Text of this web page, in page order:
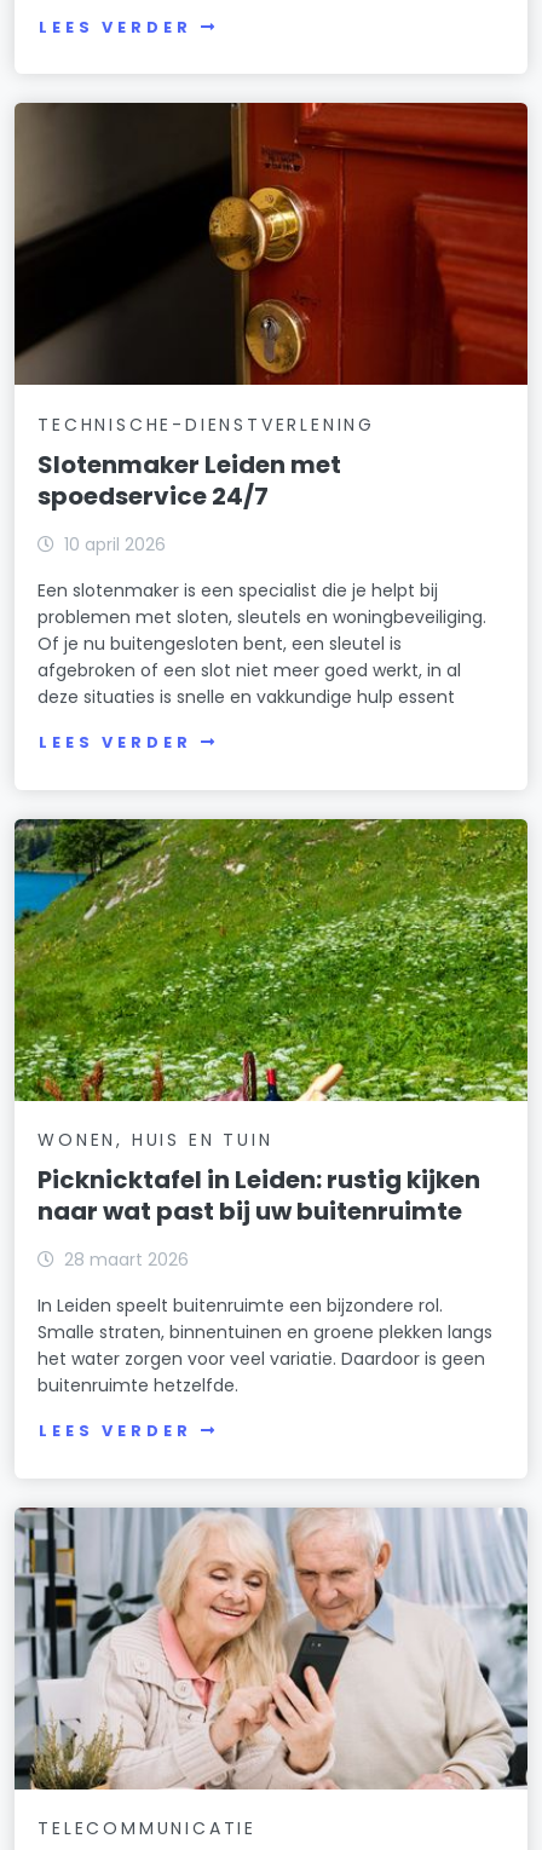
LEES VERDER
TECHNISCHE-DIENSTVERLENING
Slotenmaker Leiden met
spoedservice 24/7
10 april 2026
Een slotenmaker is een specialist die je helpt bij
problemen met sloten, sleutels en woningbeveiliging.
Of je nu buitengesloten bent, een sleutel is
afgebroken of een slot niet meer goed werkt, in al
deze situaties is snelle en vakkundige hulp essent
LEES VERDER
WONEN, HUIS EN TUIN
Picknicktafel in Leiden: rustig kijken
naar wat past bij uw buitenruimte
28 maart 2026
In Leiden speelt buitenruimte een bijzondere rol.
Smalle straten, binnentuinen en groene plekken langs
het water zorgen voor veel variatie. Daardoor is geen
buitenruimte hetzelfde.
LEES VERDER
TELECOMMUNICATIE